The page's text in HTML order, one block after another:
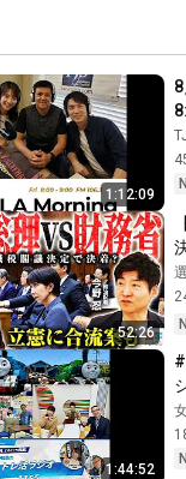
1:12:09
52:26
1:44:52